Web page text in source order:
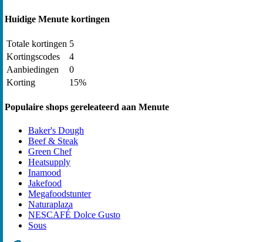
Huidige Menute kortingen
Totale kortingen 5
Kortingscodes
4
Aanbiedingen
0
Korting
15%
Populaire shops gereleateerd aan Menute
Baker's Dough
Beef & Steak
Green Chef
Heatsupply
Inamood
Jakefood
Megafoodstunter
Naturaplaza
NESCAFÉ Dolce Gusto
Sous